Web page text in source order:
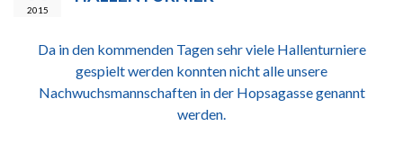
2015
Da in den kommenden Tagen sehr viele Hallenturniere
gespielt werden konnten nicht alle unsere
Nachwuchsmannschaften in der Hopsagasse genannt
werden.